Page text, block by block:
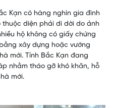
Kạn có hàng nghìn gia đình
thuộc diện phải di dời do ảnh
hộ không có giấy chứng
xây dựng hoặc vướng
mới. Tỉnh Bắc Kạn đang
nhằm tháo gỡ khó khăn, hỗ
mới.